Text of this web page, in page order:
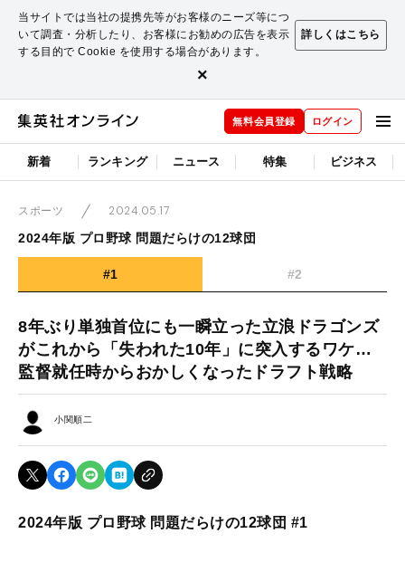
当サイトでは当社の提携先等がお客様のニーズ等につ
いて調査・分析したり、お客様にお勧めの広告を表示
する目的で Cookie を使用する場合があります。
詳しくはこちら
×
無料会員登録 ログイン
新着 ランキング ニュース 特集 ビジネス
スポーツ
2024.05.17
2024年版 プロ野球 問題だらけの12球団
#1 #2
8年ぶり単独首位にも一瞬立った立浪ドラゴンズ
がこれから「失われた10年」に突入するワケ…
監督就任時からおかしくなったドラフト戦略
小関順二
2024年版 プロ野球 問題だらけの12球団 #1